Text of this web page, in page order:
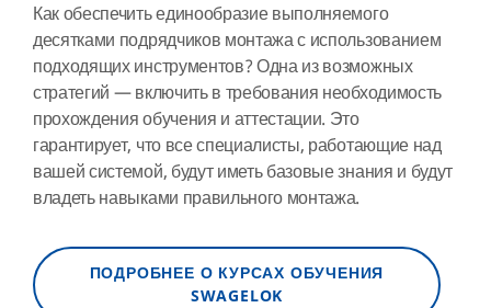
Как обеспечить единообразие выполняемого
десятками подрядчиков монтажа с использованием
подходящих инструментов? Одна из возможных
стратегий — включить в требования необходимость
прохождения обучения и аттестации. Это
гарантирует, что все специалисты, работающие над
вашей системой, будут иметь базовые знания и будут
владеть навыками правильного монтажа.
ПОДРОБНЕЕ О КУРСАХ ОБУЧЕНИЯ
SWAGELOK